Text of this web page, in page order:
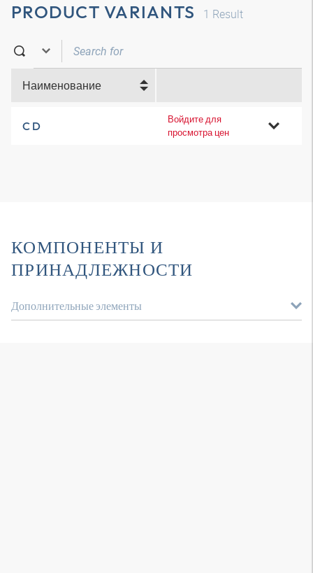
PRODUCT VARIANTS 1 Result
Наименование
C D
Войдите для
просмотра цен
КОМПОНЕНТЫ И
ПРИНАДЛЕЖНОСТИ
Дополнительные элементы